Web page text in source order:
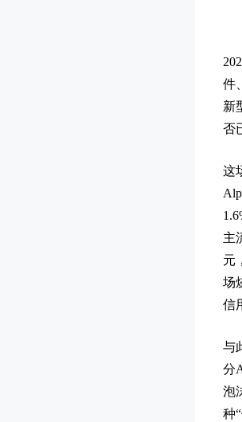
件
新
否
这
主
元
场
信
与
分
泡
种